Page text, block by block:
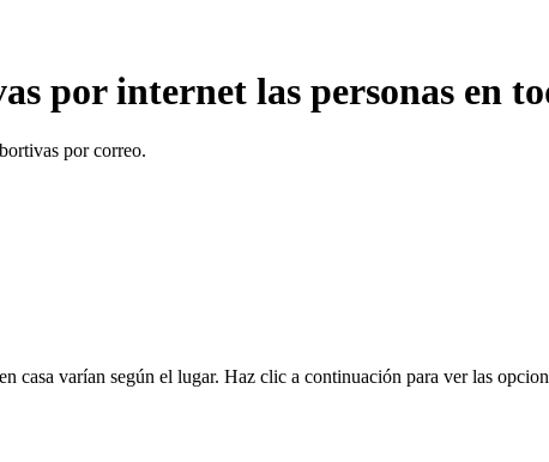
por internet las personas en
por correo.
casa varían según el lugar. Haz clic a continuación para ver las